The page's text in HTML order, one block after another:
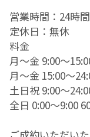
営業時間：24時
定休日：無休
料金
月～金 9:00～
月～金 15:00～
土日祝 9:00～
全日 0:00～9:00